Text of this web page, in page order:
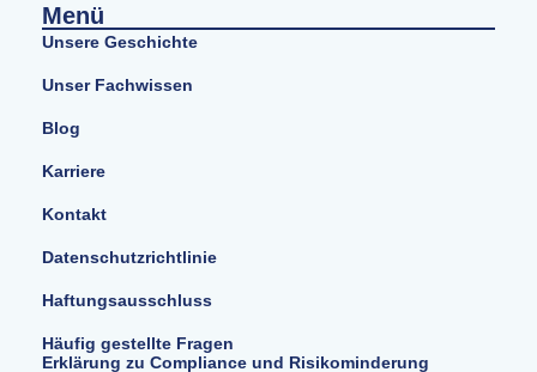
Menü
Unsere Geschichte
Unser Fachwissen
Blog
Karriere
Kontakt
Datenschutzrichtlinie
Haftungsausschluss
Häufig gestellte Fragen
Erklärung zu Compliance und Risikominderung